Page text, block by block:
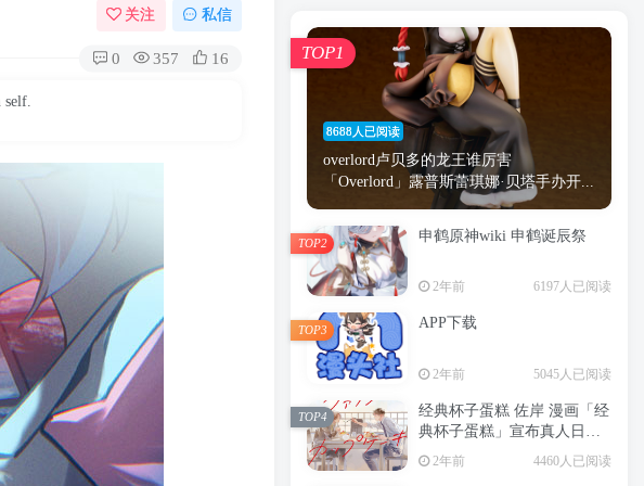
关注 私信
0 357 16
8688人已阅读
overlord卢贝多的龙王谁厉害
「Overlord」露普斯蕾琪娜·贝塔手办开...
TOP1
申鹤原神wiki 申鹤诞辰祭
2年前 6197人已阅读
TOP2
APP下载
2年前 5045人已阅读
TOP3
经典杯子蛋糕 佐岸 漫画「经
典杯子蛋糕」宣布真人日剧
化
2年前 4460人已阅读
TOP4
时间 秘密 手机 海贼王
鬼灭 捆绑 萝莉
间谍过家家 忍者 高木
进击的巨人 高岭
8688人已阅读
overlord卢贝多的龙王谁厉害
「Overlord」露普斯蕾琪娜·贝塔手办开...
TOP1
申鹤原神wiki 申鹤诞辰祭
TOP2